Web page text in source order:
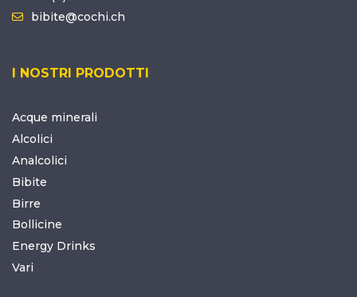
bibite@cochi.ch
I NOSTRI PRODOTTI
Acque minerali
Alcolici
Analcolici
Bibite
Birre
Bollicine
Energy Drinks
Vari